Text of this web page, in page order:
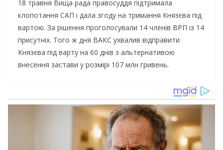
18 травня Вища рада правосуддя підтримала
клопотання САП і дала згоду на тримання Князєва під
вартою. За рішення проголосували 14 членів ВРП із 14
присутніх. Того ж дня ВАКС ухвалив відправити
Князєва під варту на 60 днів з альтернативою
внесення застави у розмірі 107 млн гривень.